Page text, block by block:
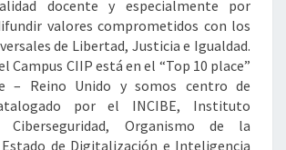
docente y especialmente por
valores comprometidos con los
de Libertad, Justicia e Igualdad.
Campus CIIP está en el “Top 10 place”
– Reino Unido y somos centro de
por el INCIBE, Instituto
Ciberseguridad, Organismo de la
de Digitalización e Inteligencia